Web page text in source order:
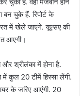
चुके हैं. रिपोर्ट के
में खेले जाएंगे. यूएसए की
आएगी।
श्रीलंका में होना है.
कुल 20 टीमें हिस्सा लेंगी.
के जरिए आएंगी. 20